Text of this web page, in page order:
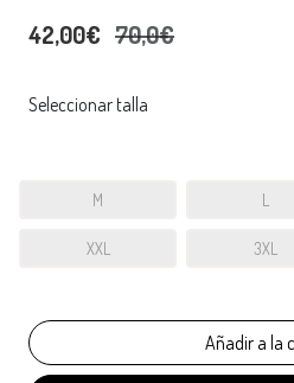
42,00€ 70,0€
Seleccionar talla
M L
XXL 3XL